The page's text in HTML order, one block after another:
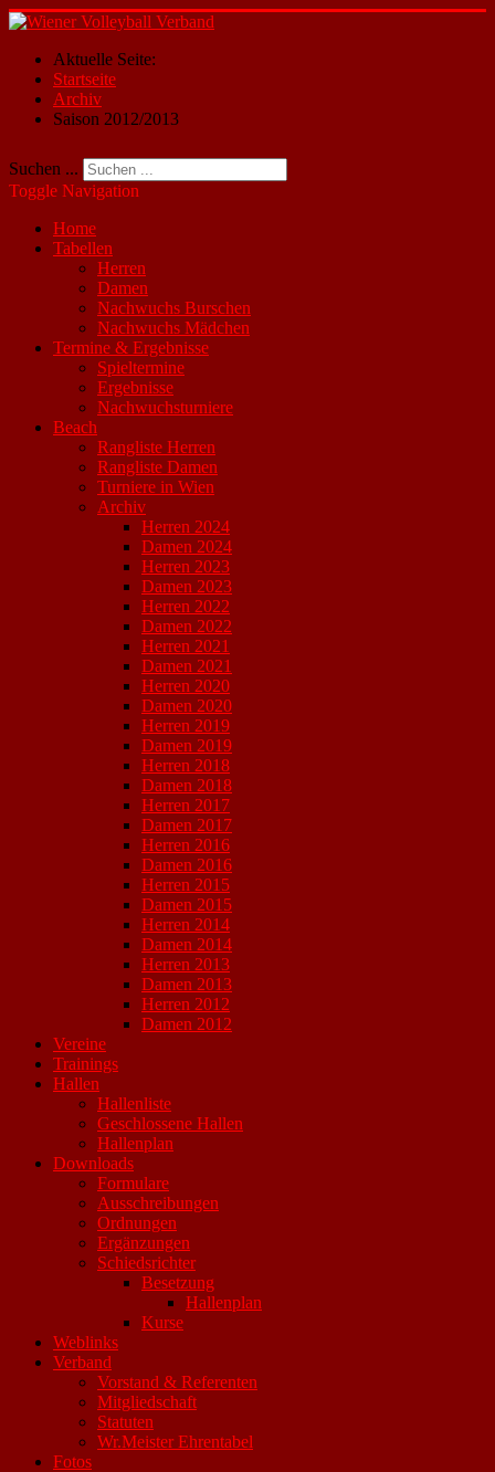
Aktuelle Seite:
Startseite
Archiv
Saison 2012/2013
Suchen ...
Toggle Navigation
Home
Tabellen
Herren
Damen
Nachwuchs Burschen
Nachwuchs Mädchen
Termine & Ergebnisse
Spieltermine
Ergebnisse
Nachwuchsturniere
Beach
Rangliste Herren
Rangliste Damen
Turniere in Wien
Archiv
Herren 2024
Damen 2024
Herren 2023
Damen 2023
Herren 2022
Damen 2022
Herren 2021
Damen 2021
Herren 2020
Damen 2020
Herren 2019
Damen 2019
Herren 2018
Damen 2018
Herren 2017
Damen 2017
Herren 2016
Damen 2016
Herren 2015
Damen 2015
Herren 2014
Damen 2014
Herren 2013
Damen 2013
Herren 2012
Damen 2012
Vereine
Trainings
Hallen
Hallenliste
Geschlossene Hallen
Hallenplan
Downloads
Formulare
Ausschreibungen
Ordnungen
Ergänzungen
Schiedsrichter
Besetzung
Hallenplan
Kurse
Weblinks
Verband
Vorstand & Referenten
Mitgliedschaft
Statuten
Wr.Meister Ehrentabel
Fotos